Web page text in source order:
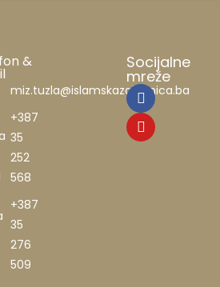
&
miz.tuzla@islamskazajednica.ba
+387
35
252
568
+387
35
276
509
Socijalne
mreže